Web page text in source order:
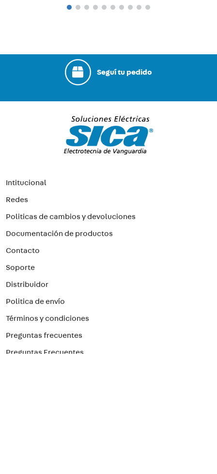
Seguí tu pedido
Intitucional
Redes
Politicas de cambios y devoluciones
Documentación de productos
Contacto
Soporte
Distribuidor
Politica de envío
Términos y condiciones
Preguntas frecuentes
Preguntas Frecuentes